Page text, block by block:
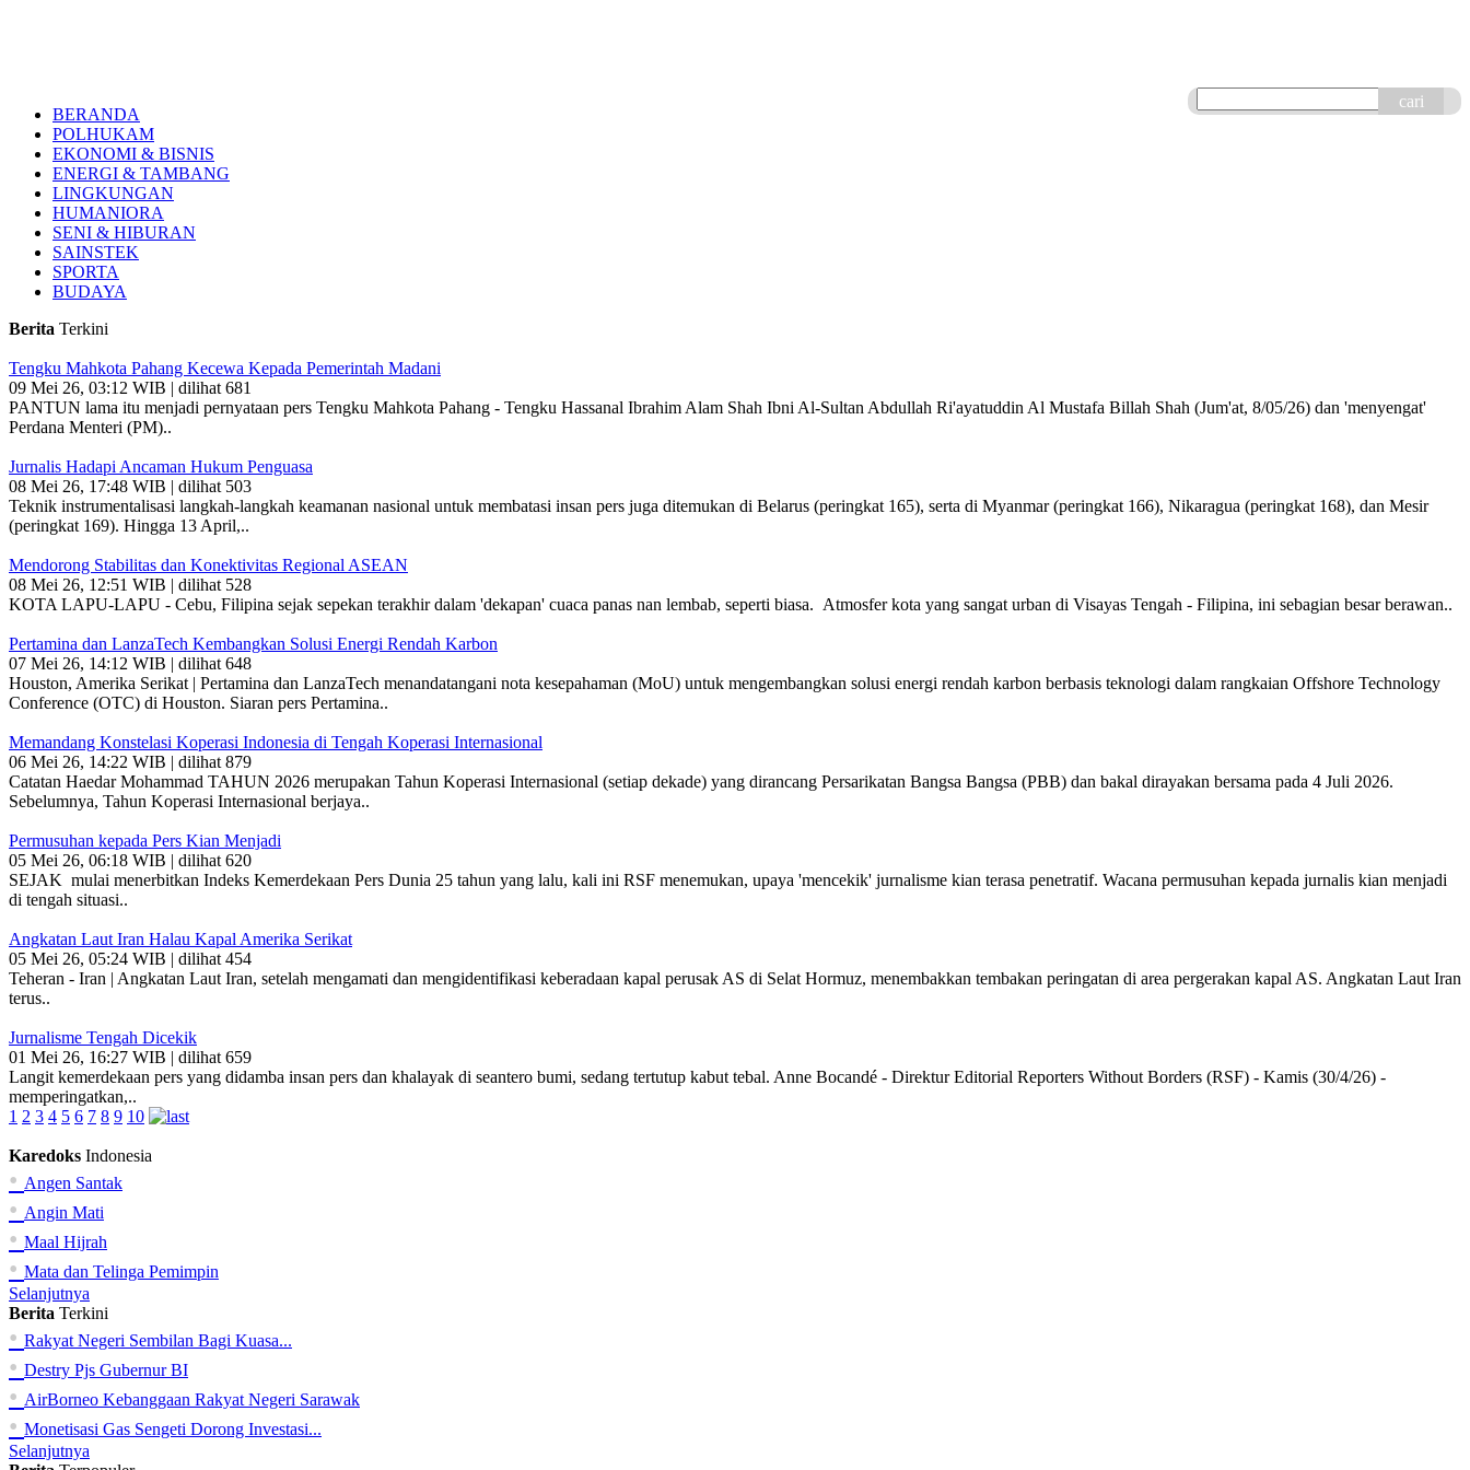
cari
BERANDA
POLHUKAM
EKONOMI & BISNIS
ENERGI & TAMBANG
LINGKUNGAN
HUMANIORA
SENI & HIBURAN
SAINSTEK
SPORTA
BUDAYA
Berita Terkini
Tengku Mahkota Pahang Kecewa Kepada Pemerintah Madani
09 Mei 26, 03:12 WIB | dilihat 681
PANTUN lama itu menjadi pernyataan pers Tengku Mahkota Pahang - Tengku Hassanal Ibrahim Alam Shah Ibni Al-Sultan Abdullah Ri'ayatuddin Al Mustafa Billah Shah (Jum'at, 8/05/26) dan 'menyengat'
Perdana Menteri (PM)..
Jurnalis Hadapi Ancaman Hukum Penguasa
08 Mei 26, 17:48 WIB | dilihat 503
Teknik instrumentalisasi langkah-langkah keamanan nasional untuk membatasi insan pers juga ditemukan di Belarus (peringkat 165), serta di Myanmar (peringkat 166), Nikaragua (peringkat 168), dan Mesir
(peringkat 169). Hingga 13 April,..
Mendorong Stabilitas dan Konektivitas Regional ASEAN
08 Mei 26, 12:51 WIB | dilihat 528
KOTA LAPU-LAPU - Cebu, Filipina sejak sepekan terakhir dalam 'dekapan' cuaca panas nan lembab, seperti biasa. Atmosfer kota yang sangat urban di Visayas Tengah - Filipina, ini sebagian besar berawan..
Pertamina dan LanzaTech Kembangkan Solusi Energi Rendah Karbon
07 Mei 26, 14:12 WIB | dilihat 648
Houston, Amerika Serikat | Pertamina dan LanzaTech menandatangani nota kesepahaman (MoU) untuk mengembangkan solusi energi rendah karbon berbasis teknologi dalam rangkaian Offshore Technology
Conference (OTC) di Houston. Siaran pers Pertamina..
Memandang Konstelasi Koperasi Indonesia di Tengah Koperasi Internasional
06 Mei 26, 14:22 WIB | dilihat 879
Catatan Haedar Mohammad TAHUN 2026 merupakan Tahun Koperasi Internasional (setiap dekade) yang dirancang Persarikatan Bangsa Bangsa (PBB) dan bakal dirayakan bersama pada 4 Juli 2026.
Sebelumnya, Tahun Koperasi Internasional berjaya..
Permusuhan kepada Pers Kian Menjadi
05 Mei 26, 06:18 WIB | dilihat 620
SEJAK mulai menerbitkan Indeks Kemerdekaan Pers Dunia 25 tahun yang lalu, kali ini RSF menemukan, upaya 'mencekik' jurnalisme kian terasa penetratif. Wacana permusuhan kepada jurnalis kian menjadi
di tengah situasi..
Angkatan Laut Iran Halau Kapal Amerika Serikat
05 Mei 26, 05:24 WIB | dilihat 454
Teheran - Iran | Angkatan Laut Iran, setelah mengamati dan mengidentifikasi keberadaan kapal perusak AS di Selat Hormuz, menembakkan tembakan peringatan di area pergerakan kapal AS. Angkatan Laut Iran
terus..
Jurnalisme Tengah Dicekik
01 Mei 26, 16:27 WIB | dilihat 659
Langit kemerdekaan pers yang didamba insan pers dan khalayak di seantero bumi, sedang tertutup kabut tebal. Anne Bocandé - Direktur Editorial Reporters Without Borders (RSF) - Kamis (30/4/26) -
memperingatkan,..
1 2 3 4 5 6 7 8 9 10
Karedoks Indonesia
• Angen Santak
• Angin Mati
• Maal Hijrah
• Mata dan Telinga Pemimpin
Selanjutnya
Berita Terkini
• Rakyat Negeri Sembilan Bagi Kuasa...
• Destry Pjs Gubernur BI
• AirBorneo Kebanggaan Rakyat Negeri Sarawak
• Monetisasi Gas Sengeti Dorong Investasi...
Selanjutnya